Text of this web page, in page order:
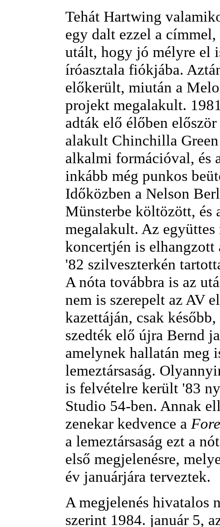
Tehát Hartwing
egy dalt ezzel a
utált, hogy jó mélyre el
íróasztala fiókjába.
előkerült, miután a
projekt megalakult.
adták elő élőben
alakult Chinchilla
alkalmi formációval, és
inkább még punkos
Időközben a Nelson
Münsterbe költözött, és
megalakult. Az együttes
koncertjén is elhangzott
'82 szilveszterkén
A nóta továbbra is az
nem is szerepelt az AV
kazettáján, csak
szedték elő újra Bernd
amelynek hallatán meg
lemeztársaság.
is felvételre került '83
Studio 54-ben. Annak
zenekar kedvence a
a lemeztársaság ezt a
első megjelenésre,
év januárjára
A megjelenés hivatalos
szerint 1984. január 5,